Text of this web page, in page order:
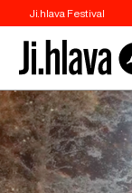
Ji.hlava Festival